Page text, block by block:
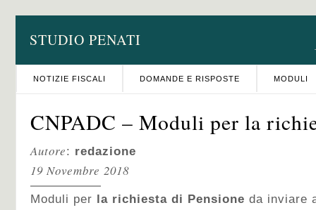
STUDIO PENATI
NOTIZIE FISCALI DOMANDE E RISPOSTE MODULI
CNPADC – Moduli per la
Autore: redazione
19 Novembre 2018
Moduli per la richiesta di Pensione da inviare